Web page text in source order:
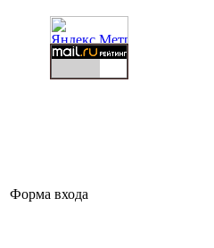
Форма входа